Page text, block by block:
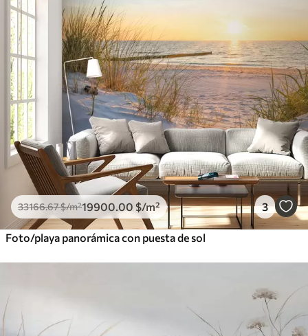
33166.67$/m²19900 .00 $/m² 3
Foto/playa panorámica con puesta de sol